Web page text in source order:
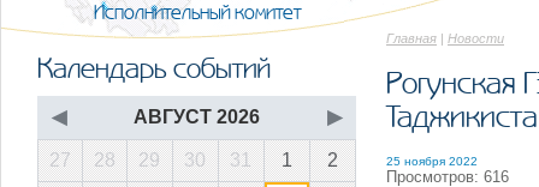
Исполнительный комитет
Главная | Новости
Рогунская
25 ноября 2022
Просмотров: 616
Календарь событий
◀ АВГУСТ 2026 ▶
27 28 29 30 31 1 2